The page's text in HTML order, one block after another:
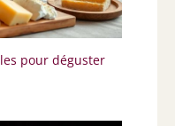
pour déguster